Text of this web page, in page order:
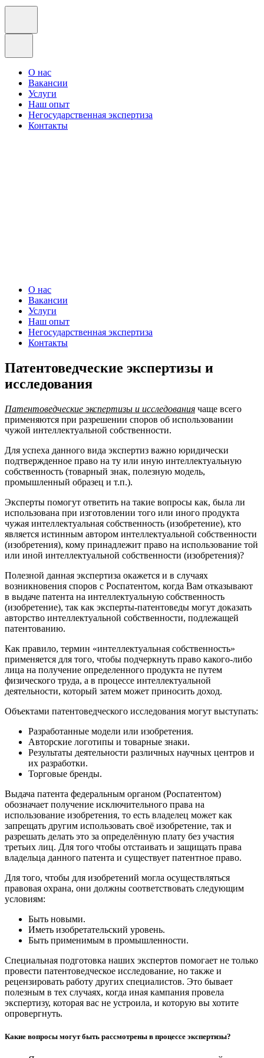
О нас
Вакансии
Услуги
Наш опыт
Негосударственная экспертиза
Контакты
О нас
Вакансии
Услуги
Наш опыт
Негосударственная экспертиза
Контакты
Патентоведческие экспертизы и
исследования
Патентоведческие экспертизы и исследования чаще всего
применяются при разрешении споров об использовании
чужой интеллектуальной собственности.
Для успеха данного вида экспертиз важно юридически
подтвержденное право на ту или иную интеллектуальную
собственность (товарный знак, полезную модель,
промышленный образец и т.п.).
Эксперты помогут ответить на такие вопросы как, была ли
использована при изготовлении того или иного продукта
чужая интеллектуальная собственность (изобретение), кто
является истинным автором интеллектуальной собственности
(изобретения), кому принадлежит право на использование той
или иной интеллектуальной собственности (изобретения)?
Полезной данная экспертиза окажется и в случаях
возникновения споров с Роспатентом, когда Вам отказывают
в выдаче патента на интеллектуальную собственность
(изобретение), так как эксперты-патентоведы могут доказать
авторство интеллектуальной собственности, подлежащей
патентованию.
Как правило, термин «интеллектуальная собственность»
применяется для того, чтобы подчеркнуть право какого-либо
лица на получение определенного продукта не путем
физического труда, а в процессе интеллектуальной
деятельности, который затем может приносить доход.
Объектами патентоведческого исследования могут выступать:
Разработанные модели или изобретения.
Авторские логотипы и товарные знаки.
Результаты деятельности различных научных центров и
их разработки.
Торговые бренды.
Выдача патента федеральным органом (Роспатентом)
обозначает получение исключительного права на
использование изобретения, то есть владелец может как
запрещать другим использовать своё изобретение, так и
разрешать делать это за определённую плату без участия
третьих лиц. Для того чтобы отстаивать и защищать права
владельца данного патента и существует патентное право.
Для того, чтобы для изобретений могла осуществляться
правовая охрана, они должны соответствовать следующим
условиям:
Быть новыми.
Иметь изобретательский уровень.
Быть применимым в промышленности.
Специальная подготовка наших экспертов помогает не только
провести патентоведческое исследование, но также и
рецензировать работу других специалистов. Это бывает
полезным в тех случаях, когда иная кампания провела
экспертизу, которая вас не устроила, и которую вы хотите
опровергнуть.
Какие вопросы могут быть рассмотрены в процессе экспертизы?